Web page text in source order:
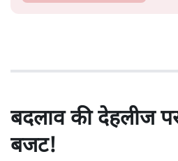
बदलाव की देहलीज
बजट!